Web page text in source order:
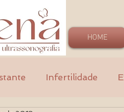
HOME
Infertilidade